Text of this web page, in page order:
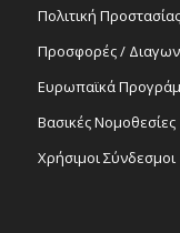
Πολιτική
Προσφορές /
Ευρωπαϊκά
Βασικές Νομοθεσίες
Χρήσιμοι Σύνδεσμοι